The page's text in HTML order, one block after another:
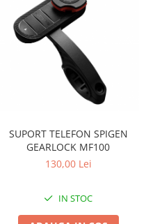
SUPORT TELEFON SPIGEN
GEARLOCK MF100
130,00 Lei
IN STOC